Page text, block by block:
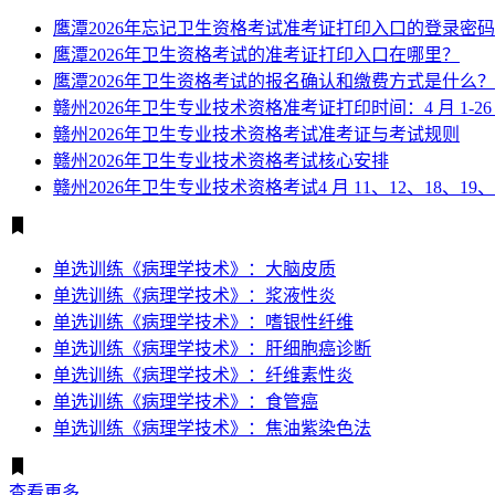
鹰潭2026年忘记卫生资格考试准考证打印入口的登录密码
鹰潭2026年卫生资格考试的准考证打印入口在哪里？
鹰潭2026年卫生资格考试的报名确认和缴费方式是什么？
赣州2026年卫生专业技术资格准考证打印时间：4 月 1-26
赣州2026年卫生专业技术资格考试准考证与考试规则
赣州2026年卫生专业技术资格考试核心安排
赣州2026年卫生专业技术资格考试4 月 11、12、18、19
单选训练《病理学技术》：大脑皮质
单选训练《病理学技术》：浆液性炎
单选训练《病理学技术》：嗜银性纤维
单选训练《病理学技术》：肝细胞癌诊断
单选训练《病理学技术》：纤维素性炎
单选训练《病理学技术》：食管癌
单选训练《病理学技术》：焦油紫染色法